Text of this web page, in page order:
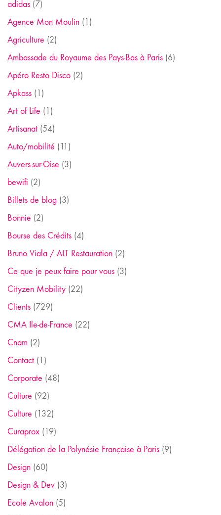
adidas (7)
Agence Mon Moulin (1)
Agriculture (2)
Ambassade du Royaume des Pays-Bas à Paris (6)
Apéro Resto Disco (2)
Apkass (1)
Art of Life (1)
Artisanat (54)
Auto/mobilité (11)
Auvers-sur-Oise (3)
bewifi (2)
Billets de blog (3)
Bonnie (2)
Bourse des Crédits (4)
Bruno Viala / ALT Restauration (2)
Ce que je peux faire pour vous (3)
Cityzen Mobility (22)
Clients (729)
CMA Ile-de-France (22)
Cnam (2)
Contact (1)
Corporate (48)
Culture (92)
Culture (132)
Curaprox (19)
Délégation de la Polynésie Française à Paris (9)
Design (60)
Design & Dev (3)
Ecole Avalon (5)